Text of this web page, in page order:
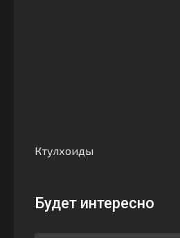
Ктулхоиды
Будет интересно